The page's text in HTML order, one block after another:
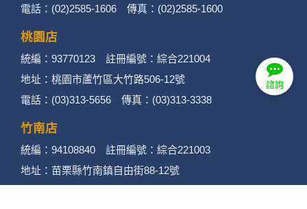
諮詢
電話：(02)2585-1606 傳真：(02)2585-1600
桃園店
統編：93770123 註冊編號：綜合221004
地址：桃園市蘆竹區大竹路506-12號
電話：(03)313-5656 傳真：(03)313-3338
竹南店
統編：94108840 註冊編號：綜合221003
地址：苗栗縣竹南鎮自由街88-12號